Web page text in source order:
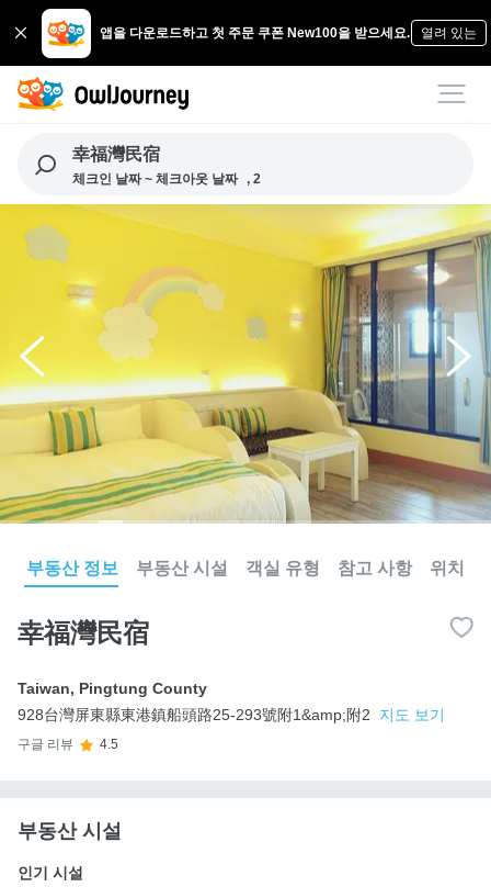
앱을 다운로드하고 첫 주문 쿠폰 New100을 받으세요. 열려 있는
幸福灣民宿
체크인 날짜 ~ 체크아웃 날짜 , 2
부동산 정보 부동산 시설 객실 유형 참고 사항 위치
幸福灣民宿
Taiwan, Pingtung County
928台灣屏東縣東港鎮船頭路25-293號附1&amp;附2
지도 보기
구글 리뷰 4.5
부동산 시설
인기 시설